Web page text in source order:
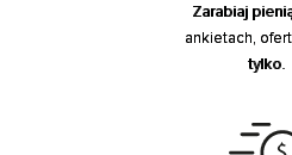
Zarabiaj
ankietach,
tylko.